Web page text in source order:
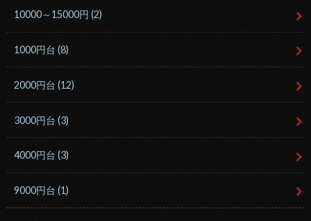
10000～15000円(2)
1000円台(8)
2000円台(12)
3000円台(3)
4000円台(3)
9000円台(1)